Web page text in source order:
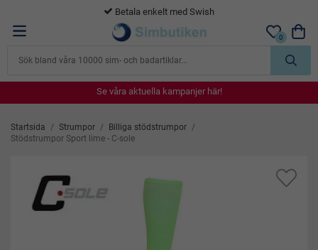
Betala enkelt med Swish
0
Se våra aktuella kampanjer här!
Se våra aktuella kampanjer här!
Se våra aktuella kampanjer här!
Se våra aktuella kampanjer här!
Startsida / Strumpor / Billiga stödstrumpor /
Stödstrumpor Sport lime - C-sole